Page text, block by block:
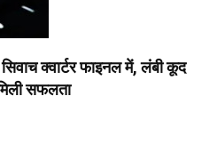
क्वार्टर फाइनल में, लंबी कूद
सफलता